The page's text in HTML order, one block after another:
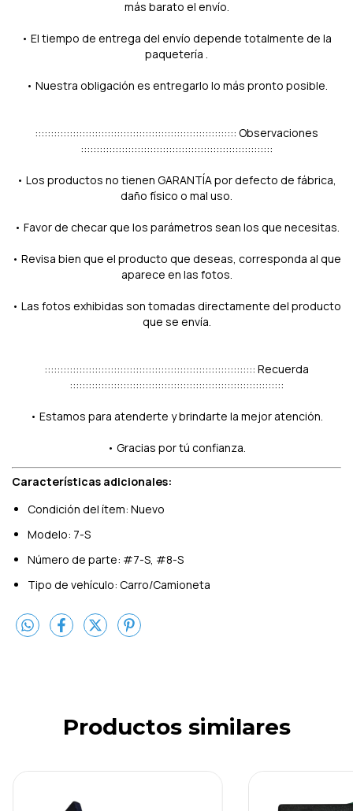
más barato el envío.
• El tiempo de entrega del envío depende totalmente de la
paquetería .
• Nuestra obligación es entregarlo lo más pronto posible.
:::::::::::::::::::::::::::::::::::::::::::::::::::::::::::::::: Observaciones
:::::::::::::::::::::::::::::::::::::::::::::::::::::::::::::
• Los productos no tienen GARANTÍA por defecto de fábrica,
daño físico o mal uso.
• Favor de checar que los parámetros sean los que necesitas.
• Revisa bien que el producto que deseas, corresponda al que
aparece en las fotos.
• Las fotos exhibidas son tomadas directamente del producto
que se envía.
::::::::::::::::::::::::::::::::::::::::::::::::::::::::::::::::::: Recuerda
::::::::::::::::::::::::::::::::::::::::::::::::::::::::::::::::::::
• Estamos para atenderte y brindarte la mejor atención.
• Gracias por tú confianza.
Características adicionales:
Condición del ítem: Nuevo
Modelo: 7-S
Número de parte: #7-S, #8-S
Tipo de vehículo: Carro/Camioneta
Productos similares